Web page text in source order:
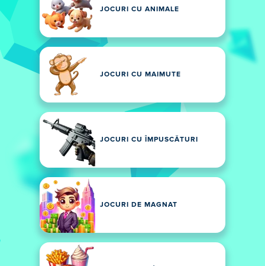
JOCURI CU ANIMALE
JOCURI CU MAIMUTE
JOCURI CU ÎMPUSCĂTURI
JOCURI DE MAGNAT